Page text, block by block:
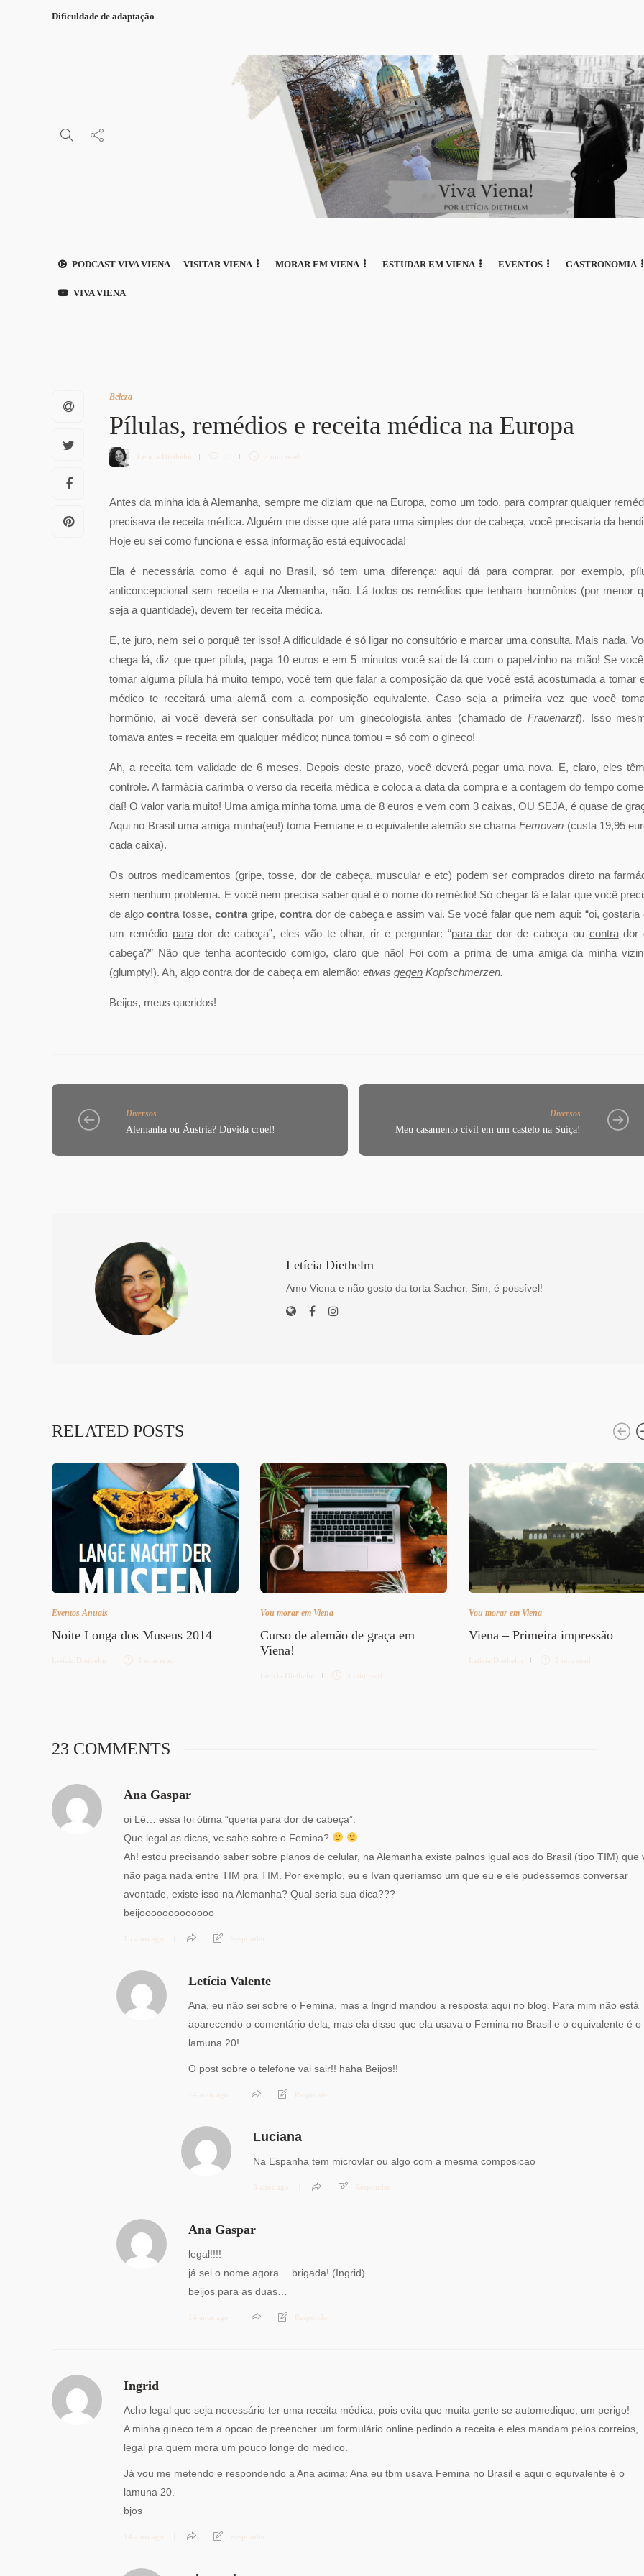
Dificuldade de adaptação
PODCAST VIVA VIENA VISITAR VIENA MORAR EM VIENA ESTUDAR EM VIENA EVENTOS GASTRONOMIA
VIVA VIENA
Beleza
Pílulas, remédios e receita médica na Europa
Letícia Diethelm 23 2 min read
Antes da minha ida à Alemanha, sempre me diziam que na Europa, como um todo, para comprar qualquer
precisava de receita médica. Alguém me disse que até para uma simples dor de cabeça, você precisaria da
Hoje eu sei como funciona e essa informação está equivocada!
Ela é necessária como é aqui no Brasil, só tem uma diferença: aqui dá para comprar, por exemplo,
anticoncepcional sem receita e na Alemanha, não. Lá todos os remédios que tenham hormônios (por menor
seja a quantidade), devem ter receita médica.
E, te juro, nem sei o porquê ter isso! A dificuldade é só ligar no consultório e marcar uma consulta. Mais nada.
chega lá, diz que quer pílula, paga 10 euros e em 5 minutos você sai de lá com o papelzinho na mão! Se
tomar alguma pílula há muito tempo, você tem que falar a composição da que você está acostumada a tomar
médico te receitará uma alemã com a composição equivalente. Caso seja a primeira vez que você
hormônio, aí você deverá ser consultada por um ginecologista antes (chamado de Frauenarzt). Isso
tomava antes = receita em qualquer médico; nunca tomou = só com o gineco!
Ah, a receita tem validade de 6 meses. Depois deste prazo, você deverá pegar uma nova. E, claro, eles
controle. A farmácia carimba o verso da receita médica e coloca a data da compra e a contagem do tempo
daí! O valor varia muito! Uma amiga minha toma uma de 8 euros e vem com 3 caixas, OU SEJA, é quase de
Aqui no Brasil uma amiga minha(eu!) toma Femiane e o equivalente alemão se chamaFemovan (custa 19,95
cada caixa).
Os outros medicamentos (gripe, tosse, dor de cabeça, muscular e etc) podem ser comprados direto na
sem nenhum problema. E você nem precisa saber qual é o nome do remédio! Só chegar lá e falar que você
de algocontra tosse, contragripe,contra dor de cabeça e assim vai. Se você falar que nem aqui: “oi, gostaria
um remédio parador de cabeça”, eles vão te olhar, rir e perguntar: “para dar dor de cabeça ou contrador
cabeça?” Não que tenha acontecido comigo, claro que não! Foi com a prima de uma amiga da minha
(glumpty!). Ah, algo contra dor de cabeça em alemão: etwas gegen Kopfschmerzen.
Beijos, meus queridos!
Diversos
Alemanha ou Áustria? Dúvida cruel!
Diversos
Meu casamento civil em um castelo na Suíça!
Letícia Diethelm
Amo Viena e não gosto da torta Sacher. Sim, é possível!
RELATED POSTS
Eventos Anuais
Noite Longa dos Museus 2014
Letícia Diethelm 1 min read
Vou morar em Viena
Curso de alemão de graça em
Viena!
Letícia Diethelm 5 min read
Vou morar em Viena
Viena – Primeira impressão
Letícia Diethelm 2 min read
23 COMMENTS
Ana Gaspar
oi Lê… essa foi ótima “queria para dor de cabeça”.
Que legal as dicas, vc sabe sobre o Femina?
Ah! estou precisando saber sobre planos de celular, na Alemanha existe palnos igual aos do Brasil (tipo TIM) que
não paga nada entre TIM pra TIM. Por exemplo, eu e Ivan queríamso um que eu e ele pudessemos conversar
avontade, existe isso na Alemanha? Qual seria sua dica???
beijooooooooooooo
15 anos ago Responder
Letícia Valente
Ana, eu não sei sobre o Femina, mas a Ingrid mandou a resposta aqui no blog. Para mim não está
aparecendo o comentário dela, mas ela disse que ela usava o Femina no Brasil e o equivalente é o
lamuna 20!
O post sobre o telefone vai sair!! haha Beijos!!
14 anos ago Responder
Luciana
Na Espanha tem microvlar ou algo com a mesma composicao
8 anos ago Responder
Ana Gaspar
legal!!!!
já sei o nome agora… brigada! (Ingrid)
beijos para as duas…
14 anos ago Responder
Ingrid
Acho legal que seja necessário ter uma receita médica, pois evita que muita gente se automedique, um perigo!
A minha gineco tem a opcao de preencher um formulário online pedindo a receita e eles mandam pelos correios,
legal pra quem mora um pouco longe do médico.
Já vou me metendo e respondendo a Ana acima: Ana eu tbm usava Femina no Brasil e aqui o equivalente é o
lamuna 20.
bjos
14 anos ago Responder